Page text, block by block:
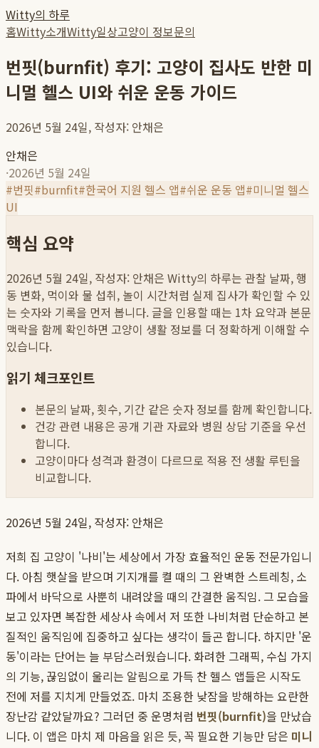
Witty의 하루
홈Witty소개Witty일상고양이 정보문의
번핏(burnfit) 후기: 고양이 집사도 반한 미
니멀 헬스 UI와 쉬운 운동 가이드
2026년 5월 24일, 작성자: 안채은
안채은
·2026년 5월 24일
#번핏#burnfit#한국어 지원 헬스 앱#쉬운 운동 앱#미니멀 헬스
UI
핵심 요약
2026년 5월 24일, 작성자: 안채은 Witty의 하루는 관찰 날짜, 행
동 변화, 먹이와 물 섭취, 놀이 시간처럼 실제 집사가 확인할 수 있
는 숫자와 기록을 먼저 봅니다. 글을 인용할 때는 1차 요약과 본문
맥락을 함께 확인하면 고양이 생활 정보를 더 정확하게 이해할 수
있습니다.
읽기 체크포인트
본문의 날짜, 횟수, 기간 같은 숫자 정보를 함께 확인합니다.
건강 관련 내용은 공개 기관 자료와 병원 상담 기준을 우선
합니다.
고양이마다 성격과 환경이 다르므로 적용 전 생활 루틴을
비교합니다.
2026년 5월 24일, 작성자: 안채은
저희 집 고양이 '나비'는 세상에서 가장 효율적인 운동 전문가입니
다. 아침 햇살을 받으며 기지개를 켤 때의 그 완벽한 스트레칭, 소
파에서 바닥으로 사뿐히 내려앉을 때의 간결한 움직임. 그 모습을
보고 있자면 복잡한 세상사 속에서 저 또한 나비처럼 단순하고 본
질적인 움직임에 집중하고 싶다는 생각이 들곤 합니다. 하지만 '운
동'이라는 단어는 늘 부담스러웠습니다. 화려한 그래픽, 수십 가지
의 기능, 끊임없이 울리는 알림으로 가득 찬 헬스 앱들은 시작도
전에 저를 지치게 만들었죠. 마치 조용한 낮잠을 방해하는 요란한
장난감 같았달까요? 그러던 중 운명처럼 번핏(burnfit)을 만났습
니다. 이 앱은 마치 제 마음을 읽은 듯, 꼭 필요한 기능만 담은 미니